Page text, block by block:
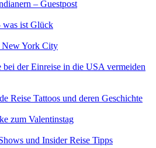
– Guestpost
was ist Glück
York City
bei der Einreise in die USA vermeiden
Reise Tattoos und deren Geschichte
zum Valentinstag
und Insider Reise Tipps